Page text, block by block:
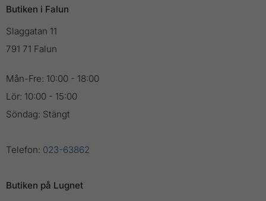
Butiken i Falun
Slaggatan 11
791 71 Falun
Mån-Fre: 10:00 - 18:00
Lör: 10:00 - 15:00
Söndag: Stängt
Telefon: 023-63862
Butiken på Lugnet